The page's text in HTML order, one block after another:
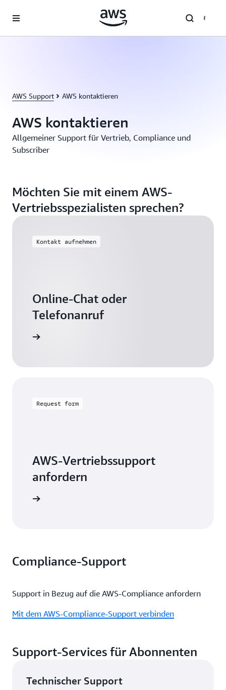
Überspringen zum Hauptinhalt
AWS Support AWS kontaktieren
AWS kontaktieren
Allgemeiner Support für Vertrieb, Compliance und
Subscriber
Möchten Sie mit einem AWS-
Vertriebsspezialisten sprechen?
Kontakt aufnehmen
Online-Chat oder
Telefonanruf
Request form
AWS-Vertriebssupport
anfordern
Compliance-Support
Support in Bezug auf die AWS-Compliance anfordern
Mit dem AWS-Compliance-Support verbinden
Support-Services für Abonnenten
Technischer Support